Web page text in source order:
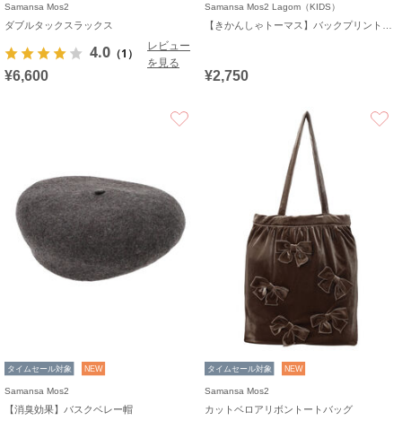
Samansa Mos2
ダブルタックスラックス
4.0 （1）
レビュー
を見る
¥6,600
Samansa Mos2 Lagom（KIDS）
¥2,750
タイムセール対象 NEW
Samansa Mos2
【消臭効果】バスクベレー帽
タイムセール対象 NEW
Samansa Mos2
カットベロアリボントートバッグ